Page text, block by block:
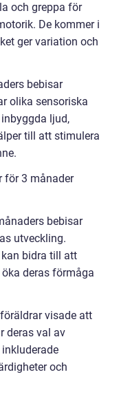
och greppa för
De kommer i
ger variation och
bebisar
olika sensoriska
ljud,
till att stimulera
för 3 månader
bebisar
utveckling.
bidra till att
deras förmåga
visade att
deras val av
och